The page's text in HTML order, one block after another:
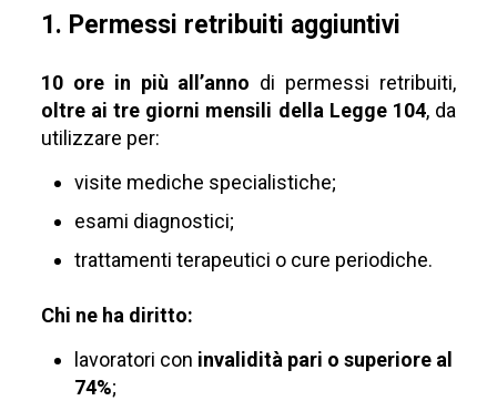
1. Permessi retribuiti aggiuntivi
10 ore in più all’anno di permessi retribuiti,
oltre ai tre giorni mensili della Legge 104, da
utilizzare per:
visite mediche specialistiche;
esami diagnostici;
trattamenti terapeutici o cure periodiche.
Chi ne ha diritto:
lavoratori con invalidità pari o superiore al
74%;